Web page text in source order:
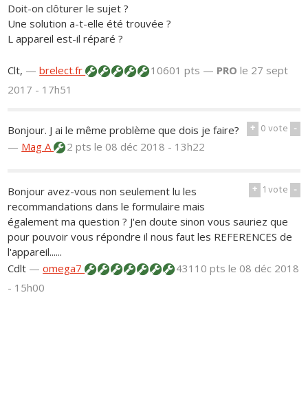
Doit-on clôturer le sujet ?
Une solution a-t-elle été trouvée ?
L appareil est-il réparé ?
Clt, —brelect.fr 10601 pts — PRO le 27 sept
2017 - 17h51
+ 0vote -
Bonjour. J ai le même problème que dois je faire?
— Mag A 2 ptsle 08 déc 2018 - 13h22
+ 1vote -
Bonjour avez-vous non seulement lu les
recommandations dans le formulaire mais
également ma question ? J'en doute sinon vous sauriez que
pour pouvoir vous répondre il nous faut les REFERENCES de
l'appareil......
Cdlt —omega7 43110 ptsle 08 déc 2018
- 15h00